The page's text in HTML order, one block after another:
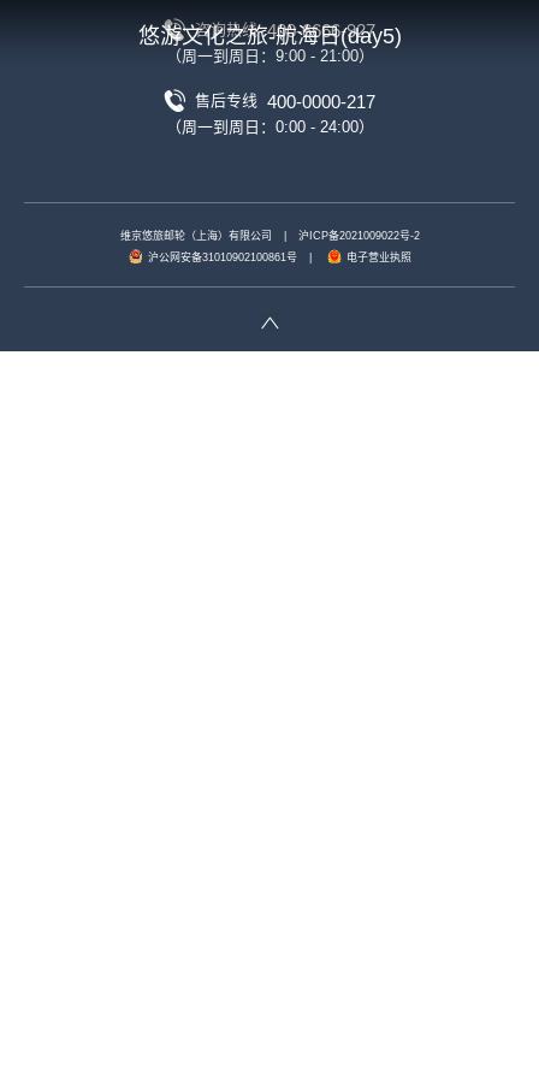
悠游文化之旅-航海日(day5)
咨询热线 400-6666-927
（周一到周日：9:00 - 21:00）
售后专线 400-0000-217
（周一到周日：0:00 - 24:00）
维京悠旅邮轮（上海）有限公司
沪ICP备2021009022号-2
沪公网安备31010902100861号
电子营业执照